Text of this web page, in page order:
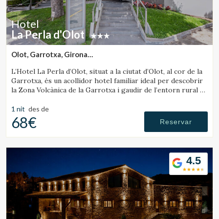
Hotel
La Perla d'Olot
Olot, Garrotxa, Girona
L’Hotel La Perla d’Olot, situat a la ciutat d’Olot, al cor de la
Garrotxa, és un acollidor hotel familiar ideal per descobrir
la Zona Volcànica de la Garrotxa i gaudir de l’entorn rural de
1 nit des de
68€ Reservar
4.5
hàbits de navegació al lloc web i mostrar publicitat
relacionada amb el perfil de navegació de l'usuari.